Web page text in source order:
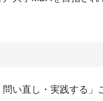
い直し・実践する